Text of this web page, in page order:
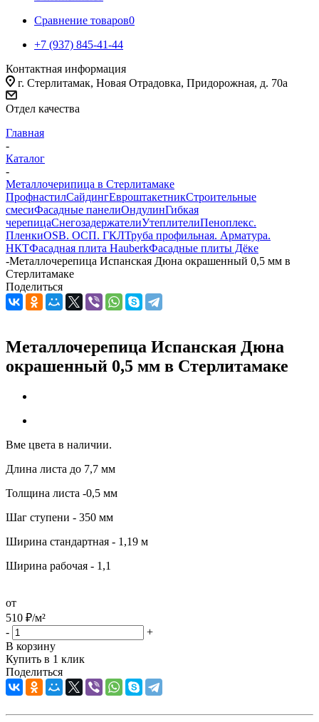
Сравнение товаров0
+7 (937) 845-41-44
Контактная информация
г. Стерлитамак, Новая Отрадовка, Придорожная, д. 70а
Отдел качества
Главная
-
Каталог
-
Металлочерипица в Стерлитамаке
ПрофнастилСайдингЕвроштакетникСтроительные
смесиФасадные панелиОндулинГибкая
черепицаСнегозадержателиУтеплителиПеноплекс.
ПленкиOSB. ОСП. ГКЛТруба профильная. Арматура.
НКТФасадная плита HauberkФасадные плиты Дёке
-Металлочерепица Испанская Дюна окрашенный 0,5 мм в
Стерлитамаке
Поделиться
Металлочерепица Испанская Дюна
окрашенный 0,5 мм в Стерлитамаке
Вме цвета в наличии.
Длина листа до 7,7 мм
Толщина листа -0,5 мм
Шаг ступени - 350 мм
Ширина стандартная - 1,19 м
Ширина рабочая - 1,1
от
510 ₽/м²
-
+
В корзину
Купить в 1 клик
Поделиться